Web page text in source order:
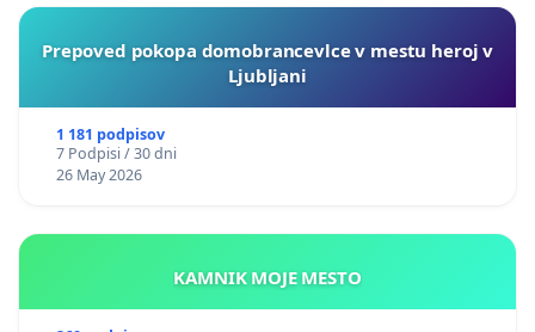
Prepoved pokopa domobrancevlce v mestu heroj v
Ljubljani
1 181 podpisov
7 Podpisi / 30 dni
26 May 2026
KAMNIK MOJE MESTO